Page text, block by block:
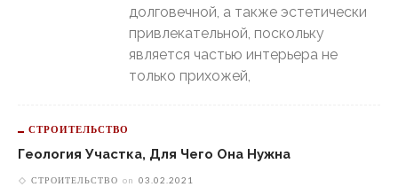
долговечной, а также эстетически
привлекательной, поскольку
является частью интерьера не
только прихожей,
СТРОИТЕЛЬСТВО
Геология Участка, Для Чего Она Нужна
СТРОИТЕЛЬСТВО on 03.02.2021